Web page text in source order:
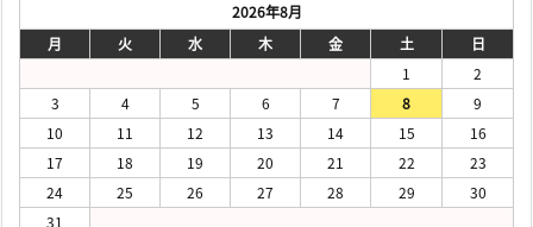
2026年8月
月
火 水 木 金 土 日
1
2
3
4 5 6 7 8
9
10
11 12 13 14 15
16
17
18 19 20 21 22
23
24
25 26 27 28 29
30
31